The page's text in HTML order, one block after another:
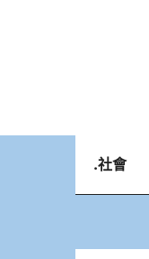
.社會